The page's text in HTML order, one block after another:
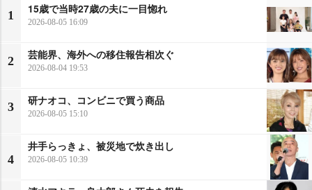
1
15歳で当時27歳の夫に一目惚れ
2026-08-05 16:09
2
芸能界、海外への移住報告相次ぐ
2026-08-04 19:53
3
研ナオコ、コンビニで買う商品
2026-08-05 15:10
4
井手らっきょ、被災地で炊き出し
2026-08-05 10:39